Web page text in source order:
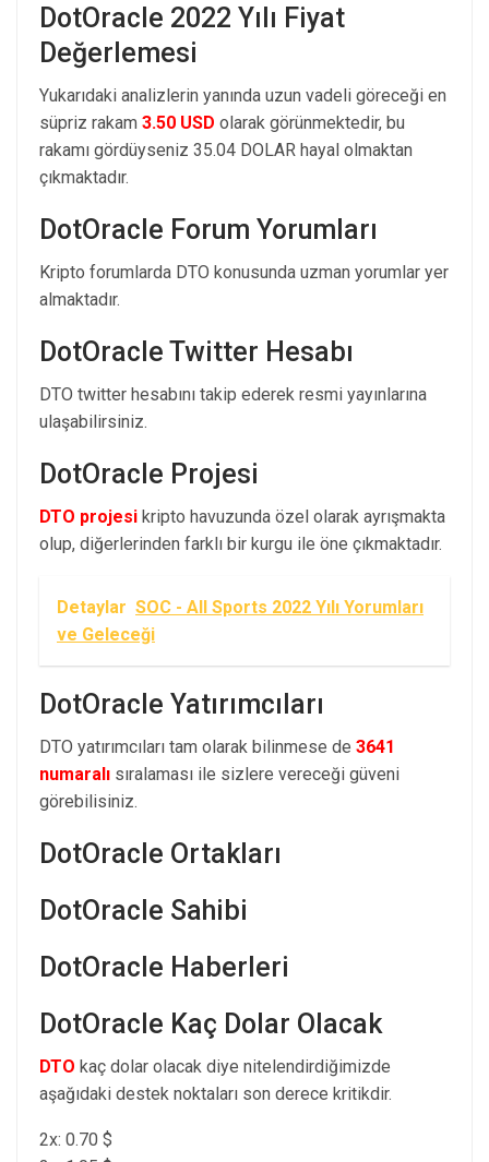
DotOracle 2022 Yılı Fiyat
Değerlemesi
Yukarıdaki analizlerin yanında uzun vadeli göreceği en
süpriz rakam 3.50 USD olarak görünmektedir, bu
rakamı gördüyseniz 35.04 DOLAR hayal olmaktan
çıkmaktadır.
DotOracle Forum Yorumları
Kripto forumlarda DTO konusunda uzman yorumlar yer
almaktadır.
DotOracle Twitter Hesabı
DTO twitter hesabını takip ederek resmi yayınlarına
ulaşabilirsiniz.
DotOracle Projesi
DTO projesi kripto havuzunda özel olarak ayrışmakta
olup, diğerlerinden farklı bir kurgu ile öne çıkmaktadır.
Detaylar SOC - All Sports 2022 Yılı Yorumları
ve Geleceği
DotOracle Yatırımcıları
DTO yatırımcıları tam olarak bilinmese de 3641
numaralı sıralaması ile sizlere vereceği güveni
görebilisiniz.
DotOracle Ortakları
DotOracle Sahibi
DotOracle Haberleri
DotOracle Kaç Dolar Olacak
DTO kaç dolar olacak diye nitelendirdiğimizde
aşağıdaki destek noktaları son derece kritikdir.
2x: 0.70 $